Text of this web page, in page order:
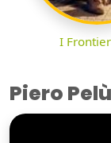
I
Piero